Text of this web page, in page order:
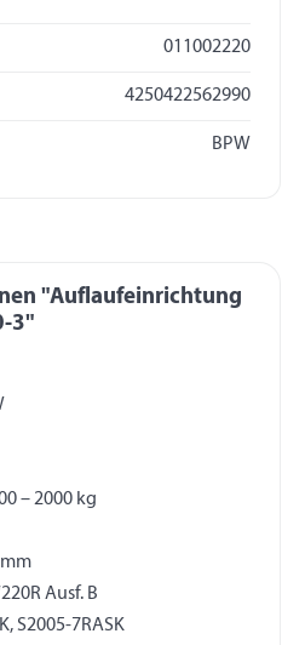
011002220
4250422562990
BPW
"Auflaufeinrichtung
3"
– 2000 kg
Ausf. B
S2005-7RASK